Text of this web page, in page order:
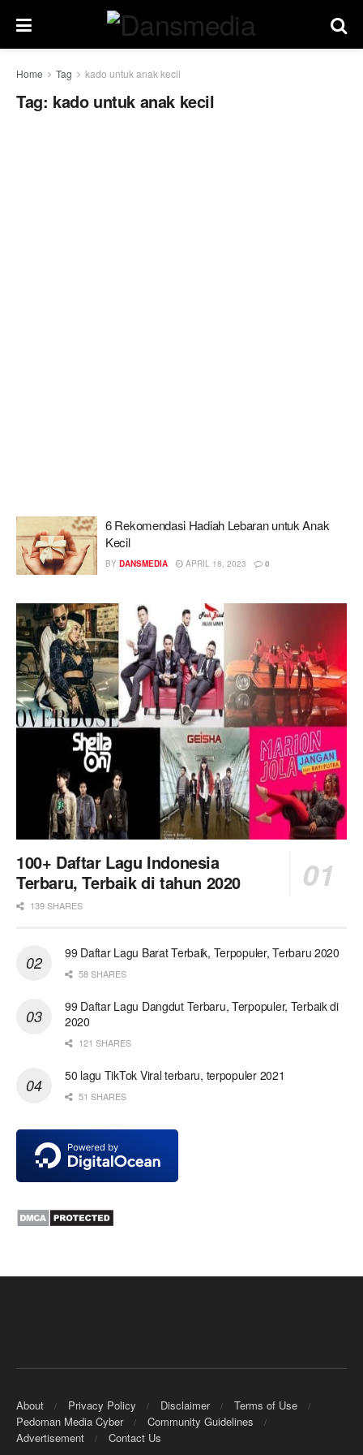
Home Tag kado untuk anak kecil
Tag: kado untuk anak kecil
6 Rekomendasi Hadiah Lebaran untuk Anak
Kecil
BY DANSMEDIA APRIL 18, 2023 0
100+ Daftar Lagu Indonesia
Terbaru, Terbaik di tahun 2020
139 SHARES
99 Daftar Lagu Barat Terbaik, Terpopuler, Terbaru 2020
58 SHARES
99 Daftar Lagu Dangdut Terbaru, Terpopuler, Terbaik di
2020
121 SHARES
50 lagu TikTok Viral terbaru, terpopuler 2021
51 SHARES
About Privacy Policy Disclaimer
Terms of Use
Pedoman Media Cyber
Community Guidelines
Advertisement
Contact Us